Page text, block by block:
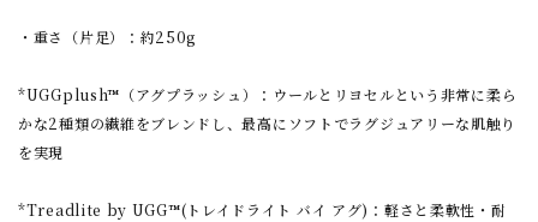
・重さ（片足）：約250g
*UGGplush™（アグプラッシュ）：ウールとリヨセルという非常に柔ら
かな2種類の繊維をブレンドし、最高にソフトでラグジュアリーな肌触り
を実現
*Treadlite by UGG™(トレイドライト バイ アグ)：軽さと柔軟性・耐